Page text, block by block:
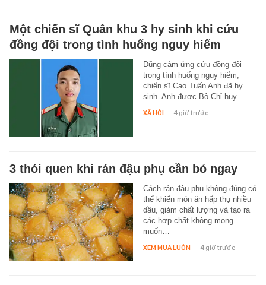
Một chiến sĩ Quân khu 3 hy sinh khi cứu
đồng đội trong tình huống nguy hiểm
Dũng cảm ứng cứu đồng đội
trong tình huống nguy hiểm,
chiến sĩ Cao Tuấn Anh đã hy
sinh. Anh được Bộ Chỉ huy…
XÃ HỘI - 4 giờ trước
3 thói quen khi rán đậu phụ cần bỏ ngay
Cách rán đậu phụ không đúng có
thể khiến món ăn hấp thụ nhiều
dầu, giảm chất lượng và tạo ra
các hợp chất không mong
muốn…
XEM MUA LUÔN - 4 giờ trước